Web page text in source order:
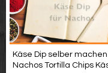
Käse Dip selber
Nachos Tortilla Chips